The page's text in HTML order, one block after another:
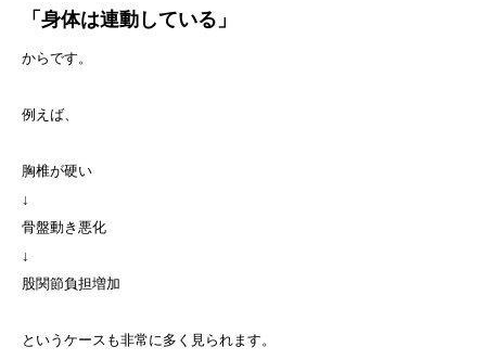
「身体は連動している」
からです。
例えば、
胸椎が硬い
↓
骨盤動き悪化
↓
股関節負担増加
というケースも非常に多く見られます。